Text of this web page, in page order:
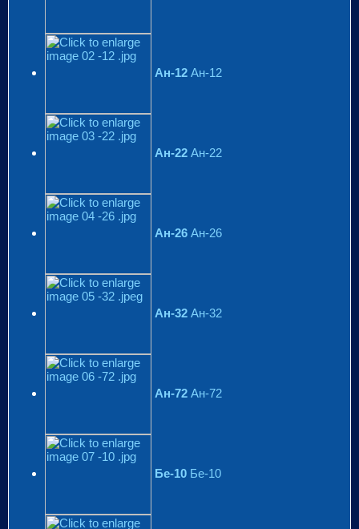
Ан-12 Ан-12
Ан-22 Ан-22
Ан-26 Ан-26
Ан-32 Ан-32
Ан-72 Ан-72
Бе-10 Бе-10